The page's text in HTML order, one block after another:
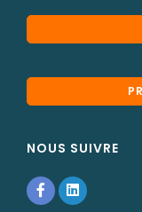
NOUS SUIVRE